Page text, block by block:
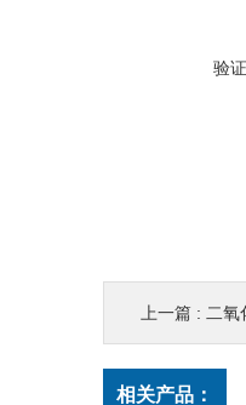
验
上一篇 : 二氧
相关产品：